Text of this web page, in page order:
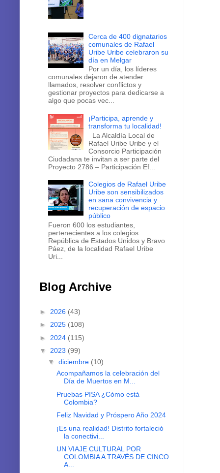
Cerca de 400 dignatarios
comunales de Rafael
Uribe Uribe celebraron su
día en Melgar
Por un día, los líderes
comunales dejaron de atender
llamados, resolver conflictos y
gestionar proyectos para dedicarse a
algo que pocas vec...
¡Participa, aprende y
transforma tu localidad!
La Alcaldía Local de
Rafael Uribe Uribe y el
Consorcio Participación
Ciudadana te invitan a ser parte del
Proyecto 2786 – Participación Ef...
Colegios de Rafael Uribe
Uribe son sensibilizados
en sana convivencia y
recuperación de espacio
público
Fueron 600 los estudiantes,
pertenecientes a los colegios
República de Estados Unidos y Bravo
Páez, de la localidad Rafael Uribe
Uri...
Blog Archive
► 2026 (43)
► 2025 (108)
► 2024 (115)
▼ 2023 (99)
▼ diciembre (10)
Acompañamos la celebración del
Día de Muertos en M...
Pruebas PISA ¿Cómo está
Colombia?
Feliz Navidad y Próspero Año 2024
¡Es una realidad! Distrito fortaleció
la conectivi...
UN VIAJE CULTURAL POR
COLOMBIA A TRAVÉS DE CINCO
A...